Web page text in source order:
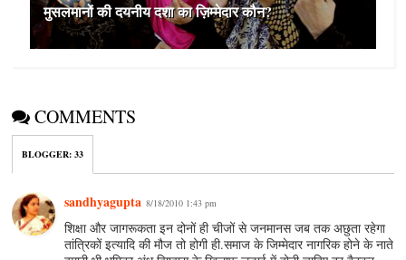
मुसलमानों की दयनीय दशा का ज़‍िम्मेदार कौन?
COMMENTS
BLOGGER:33
sandhyagupta 8/18/2010 1:43 pm
शिक्षा और जागरूकता इन दोनों ही चीजों से जनमानस जब तक अछुता रहेगा
तांत्रिकों इत्यादि की मौज तो होगी ही.समाज के जिम्मेदार नागरिक होने के नाते